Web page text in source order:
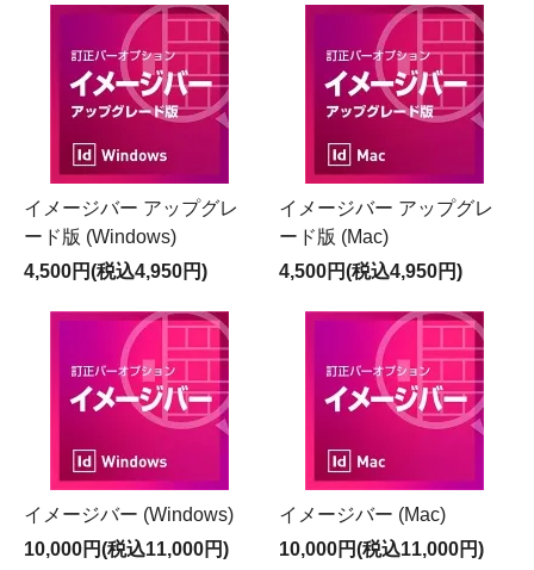
イメージバー アップグレ
ード版 (Windows)
4,500円(税込4,950円)
イメージバー アップグレ
ード版 (Mac)
4,500円(税込4,950円)
イメージバー (Windows)
10,000円(税込11,000円)
イメージバー (Mac)
10,000円(税込11,000円)